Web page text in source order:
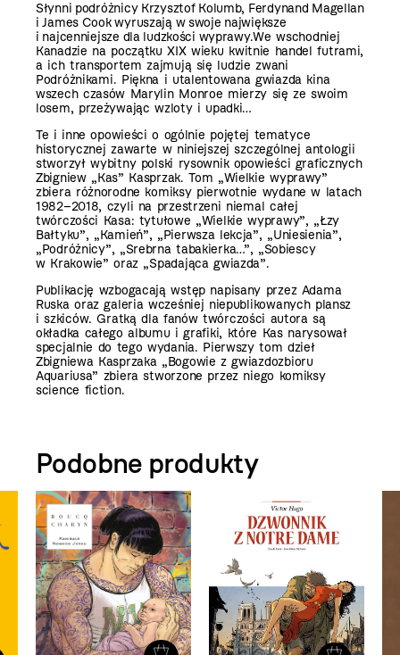
Słynni podróżnicy Krzysztof Kolumb, Ferdynand Magellan
i James Cook wyruszają w swoje największe
i najcenniejsze dla ludzkości wyprawy.We wschodniej
Kanadzie na początku XIX wieku kwitnie handel futrami,
a ich transportem zajmują się ludzie zwani
Podróżnikami. Piękna i utalentowana gwiazda kina
wszech czasów Marylin Monroe mierzy się ze swoim
losem, przeżywając wzloty i upadki…
Te i inne opowieści o ogólnie pojętej tematyce
historycznej zawarte w niniejszej szczególnej antologii
stworzył wybitny polski rysownik opowieści graficznych
Zbigniew „Kas” Kasprzak. Tom „Wielkie wyprawy”
zbiera różnorodne komiksy pierwotnie wydane w latach
1982–2018, czyli na przestrzeni niemal całej
twórczości Kasa: tytułowe „Wielkie wyprawy”, „Łzy
Bałtyku”, „Kamień”, „Pierwsza lekcja”, „Uniesienia”,
„Podróżnicy”, „Srebrna tabakierka…”, „Sobiescy
w Krakowie” oraz „Spadająca gwiazda”.
Publikację wzbogacają wstęp napisany przez Adama
Ruska oraz galeria wcześniej niepublikowanych plansz
i szkiców. Gratką dla fanów twórczości autora są
okładka całego albumu i grafiki, które Kas narysował
specjalnie do tego wydania. Pierwszy tom dzieł
Zbigniewa Kasprzaka „Bogowie z gwiazdozbioru
Aquariusa” zbiera stworzone przez niego komiksy
science fiction.
Podobne produkty